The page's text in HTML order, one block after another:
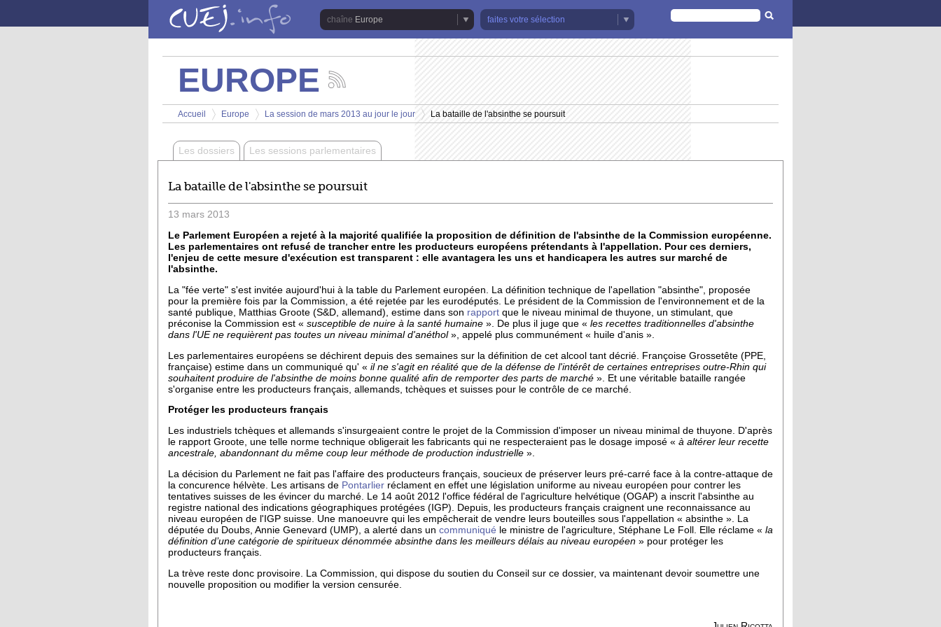
Europe
faites votre sélection
FORMULAIRE
DE
RECHERCHE
EUROPE
les
actualités
de
chaîne
Europe
Vous êtes ici
Accueil
>
Europe
>
La session de mars 2013 au jour le jour
>
La bataille de l'absinthe se poursuit
Les dossiers Les sessions parlementaires
La bataille de l'absinthe se poursuit
13 mars 2013
Le Parlement Européen a rejeté à la majorité qualifiée la proposition de définition de l'absinthe de la Commission européenne.
Les parlementaires ont refusé de trancher entre les producteurs européens prétendants à l'appellation. Pour ces derniers,
l'enjeu de cette mesure d'exécution est transparent : elle avantagera les uns et handicapera les autres sur marché de
l'absinthe.
La "fée verte" s'est invitée aujourd'hui à la table du Parlement européen. La définition technique de l'apellation "absinthe", proposée
pour la première fois par la Commission, a été rejetée par les eurodéputés. Le président de la Commission de l'environnement et de la
santé publique, Matthias Groote (S&D, allemand), estime dans son rapport que le niveau minimal de thuyone, un stimulant, que
préconise la Commission est « susceptible de nuire à la santé humaine ». De plus il juge que « les recettes traditionnelles d'absinthe
dans l'UE ne requièrent pas toutes un niveau minimal d'anéthol», appelé plus communément « huile d'anis ».
Les parlementaires européens se déchirent depuis des semaines sur la définition de cet alcool tant décrié. Françoise Grossetête (PPE,
française) estime dans un communiqué qu' « il ne s'agit en réalité que de la défense de l'intérêt de certaines entreprises outre-Rhin qui
souhaitent produire de l'absinthe de moins bonne qualité afin de remporter des parts de marché ». Et une véritable bataille rangée
s'organise entre les producteurs français, allemands, tchèques et suisses pour le contrôle de ce marché.
Protéger les producteurs français
Les industriels tchèques et allemands s'insurgeaient contre le projet de la Commission d'imposer un niveau minimal de thuyone. D'après
le rapport Groote, une telle norme technique obligerait les fabricants qui ne respecteraient pas le dosage imposé « à altérer leur recette
ancestrale, abandonnant du même coup leur méthode de production industrielle ».
La décision du Parlement ne fait pas l'affaire des producteurs français, soucieux de préserver leurs pré-carré face à la contre-attaque de
la concurence hélvète. Les artisans de Pontarlier réclament en effet une législation uniforme au niveau européen pour contrer les
tentatives suisses de les évincer du marché. Le 14 août 2012 l'office fédéral de l'agriculture helvétique (OGAP) a inscrit l'absinthe au
registre national des indications géographiques protégées (IGP). Depuis, les producteurs français craignent une reconnaissance au
niveau européen de l'IGP suisse. Une manoeuvre qui les empêcherait de vendre leurs bouteilles sous l'appellation « absinthe ». La
députée du Doubs, Annie Genevard (UMP), a alerté dans un communiqué le ministre de l'agriculture, Stéphane Le Foll. Elle réclame « la
définition d’une catégorie de spiritueux dénommée absinthe dans les meilleurs délais au niveau européen » pour protéger les
producteurs français.
La trève reste donc provisoire. La Commission, qui dispose du soutien du Conseil sur ce dossier, va maintenant devoir soumettre une
nouvelle proposition ou modifier la version censurée.